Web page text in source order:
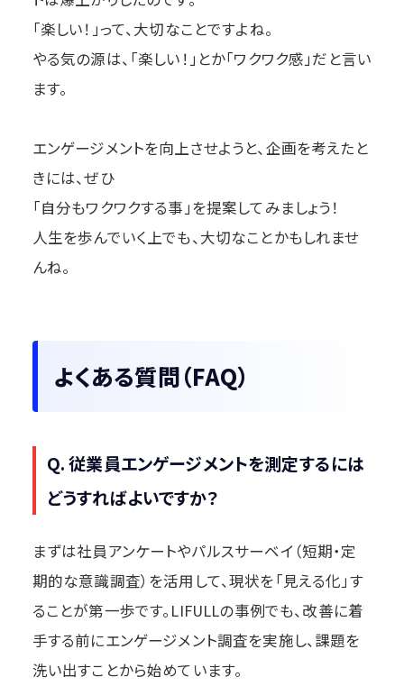
「楽しい！」って、大切なことですよね。
やる気の源は、「楽しい！」とか「ワクワク感」だと言い
ます。
エンゲージメントを向上させようと、企画を考えたと
きには、ぜひ
「自分もワクワクする事」を提案してみましょう！
人生を歩んでいく上でも、大切なことかもしれませ
んね。
よくある質問（FAQ）
Q. 従業員エンゲージメントを測定するには
どうすればよいですか？
まずは社員アンケートやパルスサーベイ（短期・定
期的な意識調査）を活用して、現状を「見える化」す
ることが第一歩です。LIFULLの事例でも、改善に着
手する前にエンゲージメント調査を実施し、課題を
洗い出すことから始めています。